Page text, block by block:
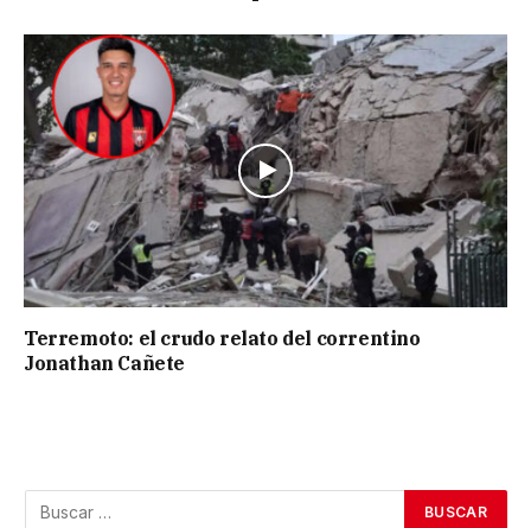
Terremoto: el crudo relato del correntino
Jonathan Cañete